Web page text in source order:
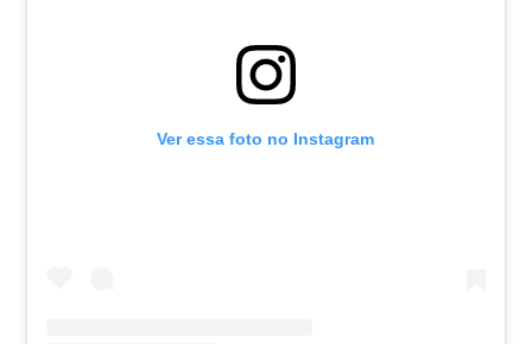
Ver essa foto no Instagram